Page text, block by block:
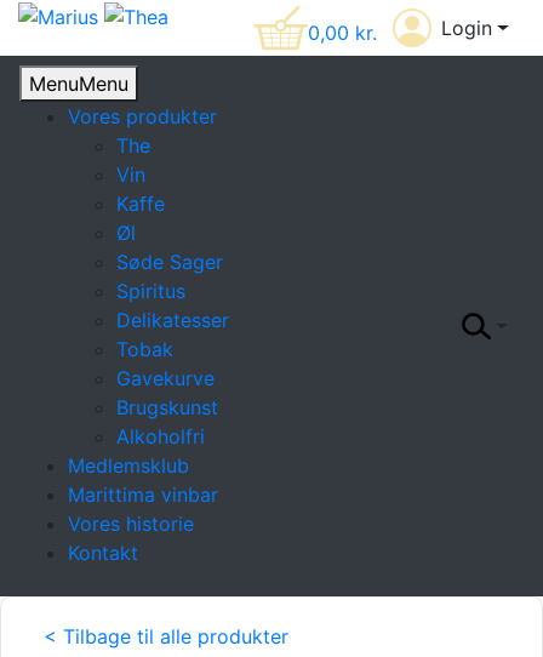
0,00 kr. Login
MenuMenu
Vores produkter
The
Vin
Kaffe
Øl
Søde Sager
Spiritus
Delikatesser
Tobak
Gavekurve
Brugskunst
Alkoholfri
Medlemsklub
Marittima vinbar
Vores historie
Kontakt
< Tilbage til alle produkter